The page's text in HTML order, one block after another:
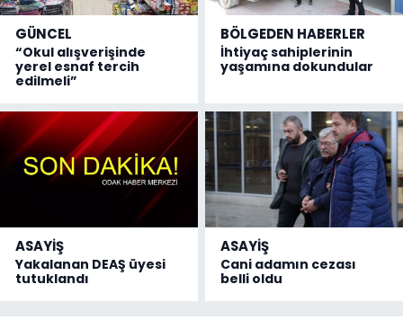
GÜNCEL
“Okul alışverişinde
yerel esnaf tercih
edilmeli”
BÖLGEDEN HABERLER
İhtiyaç sahiplerinin
yaşamına dokundular
ASAYİŞ
Yakalanan DEAŞ üyesi
tutuklandı
ASAYİŞ
Cani adamın cezası
belli oldu